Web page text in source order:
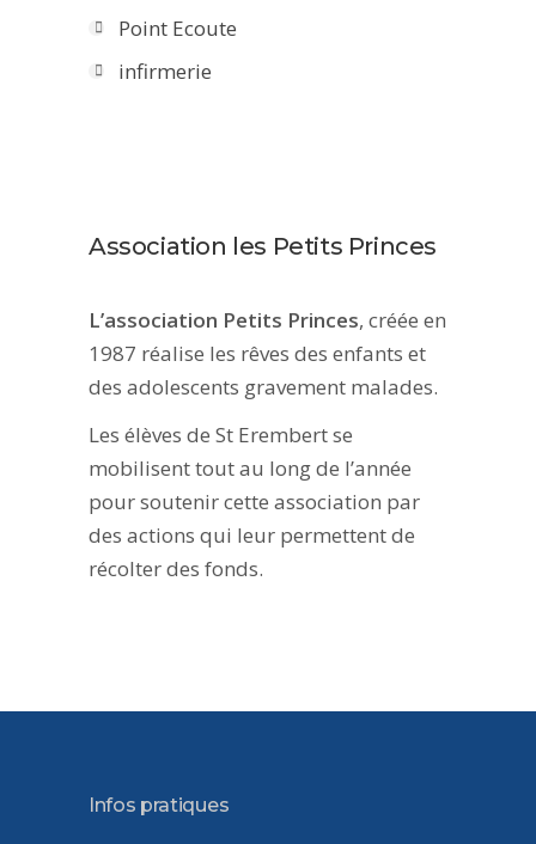
Point Ecoute
infirmerie
Association les Petits Princes
L’association Petits Princes, créée en
1987 réalise les rêves des enfants et
des adolescents gravement malades.
Les élèves de St Erembert se
mobilisent tout au long de l’année
pour soutenir cette association par
des actions qui leur permettent de
récolter des fonds.
Infos pratiques